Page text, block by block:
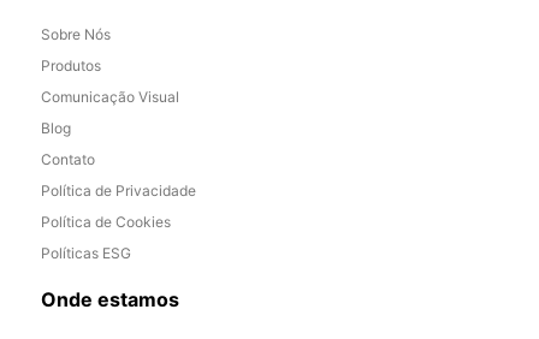
Sobre Nós
Produtos
Comunicação Visual
Blog
Contato
Política de Privacidade
Política de Cookies
Políticas ESG
Onde estamos